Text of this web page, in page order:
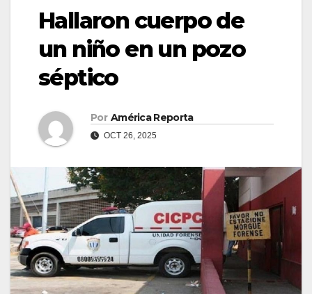
Hallaron cuerpo de
un niño en un pozo
séptico
Por América Reporta
OCT 26, 2025